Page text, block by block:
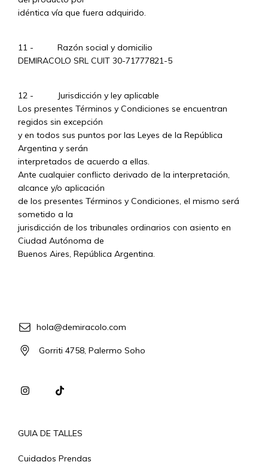
idéntica vía que fuera adquirido.
11 - Razón social y domicilio
DEMIRACOLO SRL CUIT 30-71777821-5
12 - Jurisdicción y ley aplicable
Los presentes Términos y Condiciones se encuentran
regidos sin excepción
y en todos sus puntos por las Leyes de la República
Argentina y serán
interpretados de acuerdo a ellas.
Ante cualquier conflicto derivado de la interpretación,
alcance y/o aplicación
de los presentes Términos y Condiciones, el mismo será
sometido a la
jurisdicción de los tribunales ordinarios con asiento en
Ciudad Autónoma de
Buenos Aires, República Argentina.
hola@demiracolo.com
Gorriti 4758, Palermo Soho
GUIA DE TALLES
Cuidados Prendas